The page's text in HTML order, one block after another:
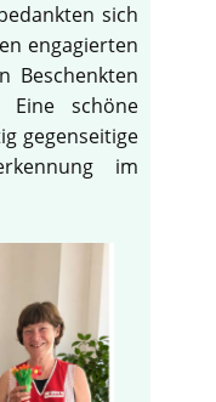
sich
engagierten
Beschenkten
Eine schöne
gegenseitige
im